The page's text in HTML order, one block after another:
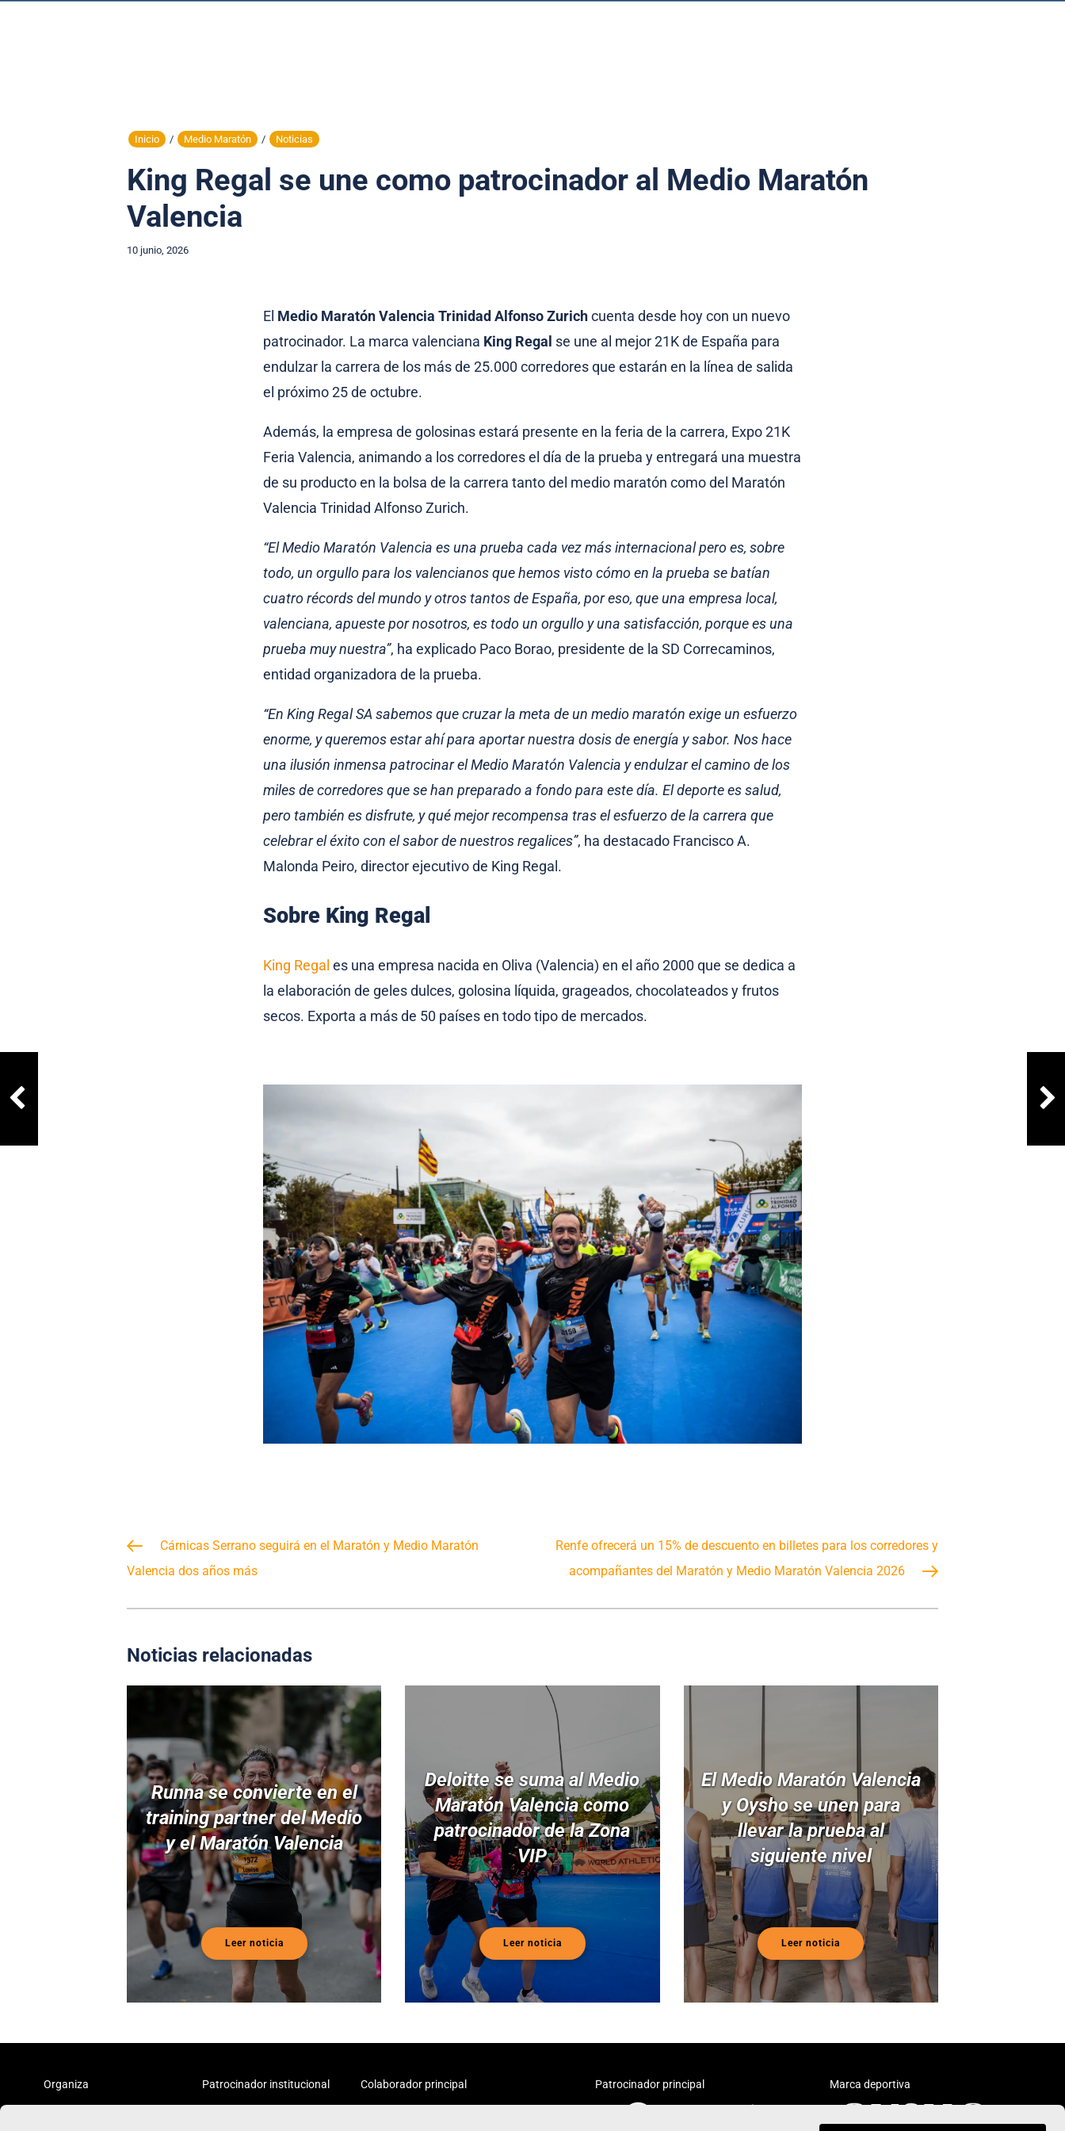
Inicio / Medio Maratón / Noticias
King Regal se une como patrocinador al Medio Maratón
Valencia
10 junio, 2026
El Medio Maratón Valencia Trinidad Alfonso Zurichcuenta desde hoy con un nuevo
patrocinador. La marca valenciana King Regal se une al mejor 21K de España para
endulzar la carrera de los más de 25.000 corredores que estarán en la línea de salida
el próximo 25 de octubre.
Además, la empresa de golosinas estará presente en la feria de la carrera, Expo 21K
Feria Valencia, animando a los corredores el día de la prueba y entregará una muestra
de su producto en la bolsa de la carrera tanto del medio maratón como del Maratón
Valencia Trinidad Alfonso Zurich.
“El Medio Maratón Valencia es una prueba cada vez más internacional pero es, sobre
todo, un orgullo para los valencianos que hemos visto cómo en la prueba se batían
cuatro récords del mundo y otros tantos de España, por eso, que una empresa local,
valenciana, apueste por nosotros, es todo un orgullo y una satisfacción, porque es una
prueba muy nuestra”, ha explicado Paco Borao, presidente de la SD Correcaminos,
entidad organizadora de la prueba.
“En King Regal SA sabemos que cruzar la meta de un medio maratón exige un esfuerzo
enorme, y queremos estar ahí para aportar nuestra dosis de energía y sabor. Nos hace
una ilusión inmensa patrocinar el Medio Maratón Valencia y endulzar el camino de los
miles de corredores que se han preparado a fondo para este día. El deporte es salud,
pero también es disfrute, y qué mejor recompensa tras el esfuerzo de la carrera que
celebrar el éxito con el sabor de nuestros regalices”, ha destacado Francisco A.
Malonda Peiro, director ejecutivo de King Regal.
Sobre King Regal
King Regal es una empresa nacida en Oliva (Valencia) en el año 2000 que se dedica a
la elaboración de geles dulces, golosina líquida, grageados, chocolateados y frutos
secos. Exporta a más de 50 países en todo tipo de mercados.
Cárnicas Serrano seguirá en el Maratón y Medio Maratón
Valencia dos años más
Renfe ofrecerá un 15% de descuento en billetes para los corredores y
acompañantes del Maratón y Medio Maratón Valencia 2026
Noticias relacionadas
Runna se convierte en el
training partner del Medio
y el Maratón Valencia
Leer noticia
Deloitte se suma al Medio
Maratón Valencia como
patrocinador de la Zona
VIP
Leer noticia
El Medio Maratón Valencia
y Oysho se unen para
llevar la prueba al
siguiente nivel
Leer noticia
Organiza Patrocinador institucional Colaborador principal Patrocinador principal Marca deportiva